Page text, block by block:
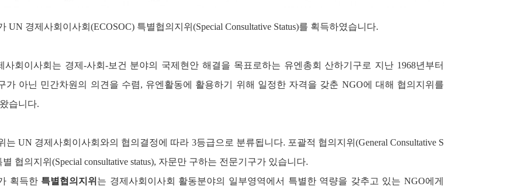
UN 경제사회이사회(ECOSOC) 특별협의지위(Special Consultative Status)를 획득하였습니다.
사회이사회는 경제-사회-보건 분야의 국제현안 해결을 목표로하는 유엔총회 산하기구로 지난 1968년부터
가 아닌 민간차원의 의견을 수렴, 유엔활동에 활용하기 위해 일정한 자격을 갖춘 NGO에 대해 협의지위를
습니다.
는 UN 경제사회이사회와의 협의결정에 따라 3등급으로 분류됩니다. 포괄적 협의지위(General Consultative S
별 협의지위(Special consultative status), 자문만 구하는 전문기구가 있습니다.
획득한 특별협의 지위 는 경제사회이사회 활동분야의 일부영역에서 특별한 역량을 갖추고 있는 NGO에게